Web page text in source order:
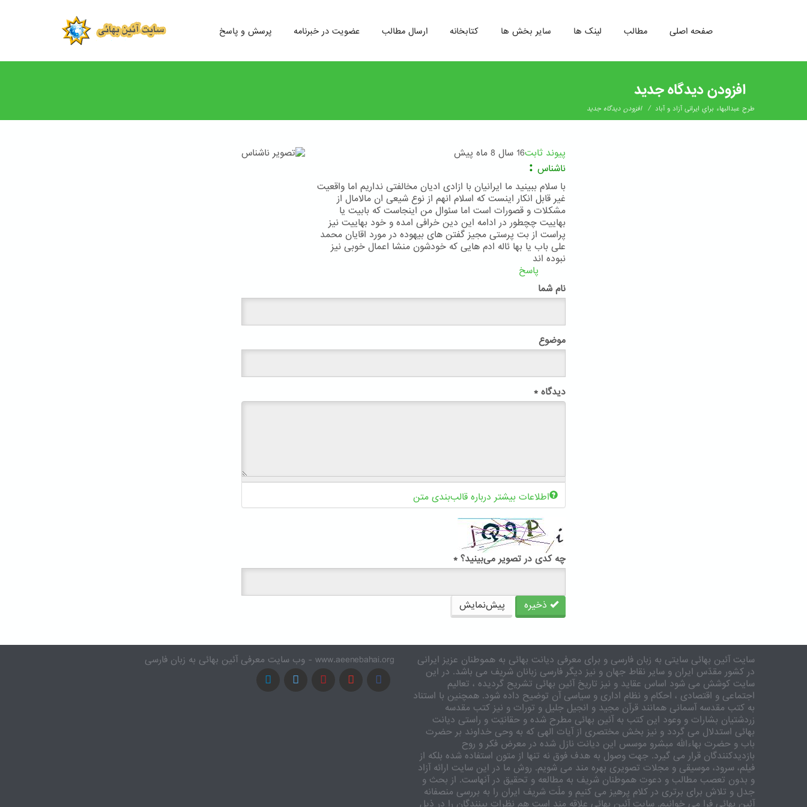
رفتن
پرسش و پاسخ عضویت در خبرنامه ارسال مطالب کتابخانه سایر بخش ها لینک ها مطالب صفحه اصلی
افزودن دیدگاه جدید
طرحِ عبدالبهاء برایِ ایرانی آزاد و آباد / افزودن دیدگاه جدید
پیوند ثابت16 سال 8 ماه پیش
ناشناس :
با سلام ببینید ما ایرانیان با ازادی ادیان مخالفتی نداریم اما واقعیت
غیر قابل انکار اینست که اسلام انهم از نوع شیعی ان مالامال از
مشکلات و قصورات است اما سئوال من اینجاست که بابیت یا
بهاییت چچطور در ادامه این دین خرافی امده و خود بهاییت نیز
پراست از بت پرستی مجیز گفتن های بیهوده در مورد اقایان محمد
علی باب یا بها ئاله ادم هایی که خودشون منشا اعمال خوبی نیز
نبوده اند
پاسخ
نام شما
موضوع
دیدگاه *
اطلاعات بیشتر درباره قالب‌بندی متن
چه کدی در تصویر می‌بینید؟ *
ذخیره پیش‌نمایش
www.aeenebahai.org - وب سایت معرفی آئین بهائی به زبان فارسی
سایت آئین بهائی سایتی به زبان فارسی و برای معرفی دیانت بهائی به هموطنان عزیز ایرانی
در کشور مقدّس ایران و سایر نقاط جهان و نیز دیگر فارسی زبانان شریف می باشد. در این
سایت کوشش می شود اساس عقاید و نیز تاریخ آئین بهائی تشریح گردیده ، تعالیم
اجتماعی و اقتصادی ، احکام و نظام اداری و سیاسی آن توضیح داده شود. همچنین با استناد
به کتب مقدسه آسمانی همانند قرآن مجید و انجیل جلیل و تورات و نیز کتب مقدسه
زردشتیان بشارات و وعود این کتب به آئین بهائی مطرح شده و حقانیّت و راستی دیانت
بهائی استدلال می گردد و نیز بخش مختصری از آیات الهی که به وحی خداوند بر حضرت
باب و حضرت بهاءالله مبشرو موسس این دیانت نازل شده در معرض فکر و روح
بازدیدکنندگان قرار می گیرد. جهت وصول به هدف فوق نه تنها از متون استفاده شده بلکه از
فیلم، سرود، موسیقی و مجلات تصویری بهره مند می شویم. روش ما در این سایت ارائه آزاد
و بدون تعصب مطالب و دعوت هموطنان شریف به مطالعه و تحقیق در آنهاست. از بحث و
جدل و تلاش برای برتری در کلام پرهیز می کنیم و ملّت شریف ایران را به بررسی منصفانه
آئین بهائی فرا می خوانیم. سایت آئین بهائی علاقه مند است هم نظرات بینندگان را در ذیل